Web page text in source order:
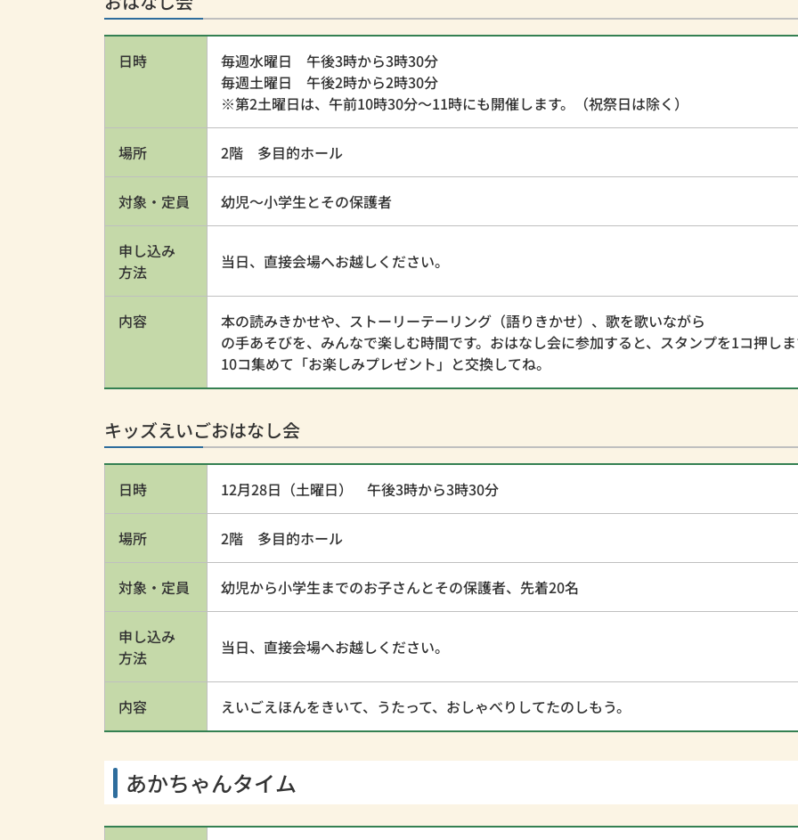
日時
毎週水曜日 午後3時から3時30分
毎週土曜日 午後2時から2時30分
※第2土曜日は、午前10時30分～11時にも開催します。（祝祭日は除く）
場所 2階 多目的ホール
対象・定員 幼児～小学生とその保護者
申し込み
方法
当日、直接会場へお越しください。
内容
本の読みきかせや、ストーリーテーリング（語りきかせ）、歌を歌いながら
の手あそびを、みんなで楽しむ時間です。おはなし会に参加すると、スタンプを1コ押し
10コ集めて「お楽しみプレゼント」と交換してね。
キッズえいごおはなし会
日時 12月28日（土曜日） 午後3時から3時30分
場所 2階 多目的ホール
対象・定員 幼児から小学生までのお子さんとその保護者、先着20名
申し込み
方法
当日、直接会場へお越しください。
内容 えいごえほんをきいて、うたって、おしゃべりしてたのしもう。
あかちゃんタイム